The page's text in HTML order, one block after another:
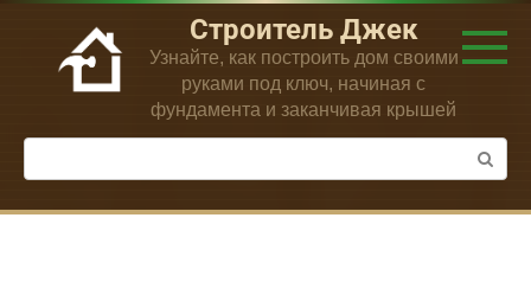
Перейти
контенту
Строитель Джек
Узнайте, как построить дом своими
руками под ключ, начиная с
фундамента и заканчивая крышей
Поиск: